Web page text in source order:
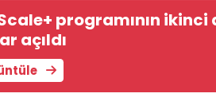
programının ikinci
açıldı